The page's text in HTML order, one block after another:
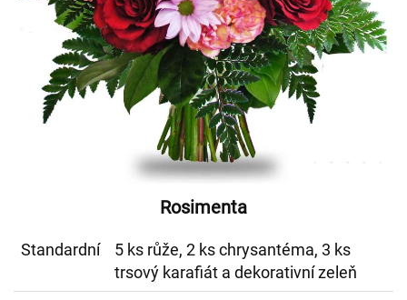
Rosimenta
Standardní
5 ks růže, 2 ks chrysantéma, 3 ks
trsový karafiát a dekorativní zeleň